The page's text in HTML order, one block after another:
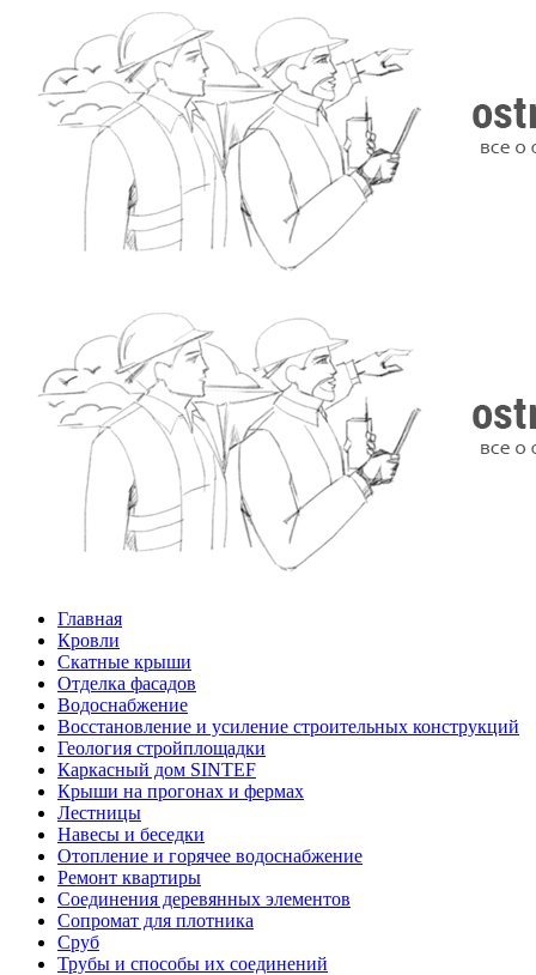
Главная
Кровли
Скатные крыши
Отделка фасадов
Водоснабжение
Восстановление и усиление строительных конструкций
Геология стройплощадки
Каркасный дом SINTEF
Крыши на прогонах и фермах
Лестницы
Навесы и беседки
Отопление и горячее водоснабжение
Ремонт квартиры
Соединения деревянных элементов
Сопромат для плотника
Сруб
Трубы и способы их соединений